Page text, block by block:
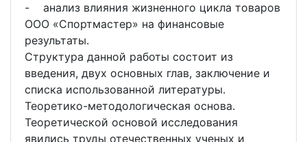
- анализ влияния жизненного цикла товаров
ООО «Спортмастер» на финансовые
результаты.
Структура данной работы состоит из
введения, двух основных глав, заключение и
списка использованной литературы.
Теоретико-методологическая основа.
Теоретической основой исследования
явились труды отечественных ученых и